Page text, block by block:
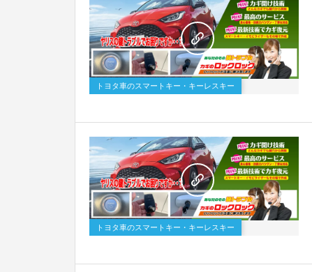
トヨタ車のスマートキー・キーレスキー
トヨタ車のスマートキー・キーレスキー